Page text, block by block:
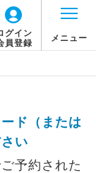
グイン
員登録
メニュー
ド（または
い
予約された